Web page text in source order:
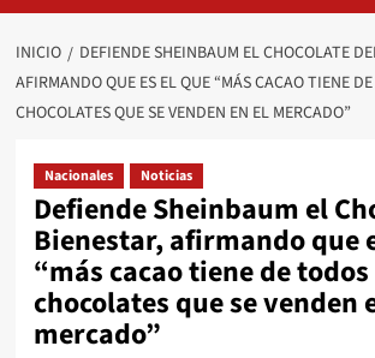
INICIO
DEFIENDE SHEINBAUM EL CHOCOLATE
AFIRMANDO QUE ES EL QUE “MÁS CACAO TIENE
CHOCOLATES QUE SE VENDEN EN EL MERCADO”
Nacionales Noticias
Defiende Sheinbaum el
Bienestar, afirmando que
“más cacao tiene de
chocolates que se venden
mercado”